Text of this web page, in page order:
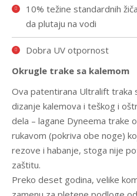
10% težine standardnih
da plutaju na vodi
Dobra UV otpornost
Okrugle trake sa kalemom
Ova patentirana Ultralift traka
dizanje kalemova i teškog i
dela – lagane Dyneema trake
rukavom (pokriva obe noge)
rezove i habanje, stoga nije
zaštitu.
Preko deset godina, velike